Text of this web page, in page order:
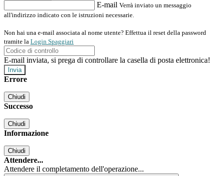
E-mail Verrà inviato un messaggio
all'indirizzo indicato con le istruzioni necessarie.
Non hai una e-mail associata al nome utente? Effettua il reset della password
tramite la Login Spaggiari
E-mail inviata, si prega di controllare la casella di posta elettronica!
Errore
Chiudi
Successo
Chiudi
Informazione
Chiudi
Attendere...
Attendere il completamento dell'operazione...